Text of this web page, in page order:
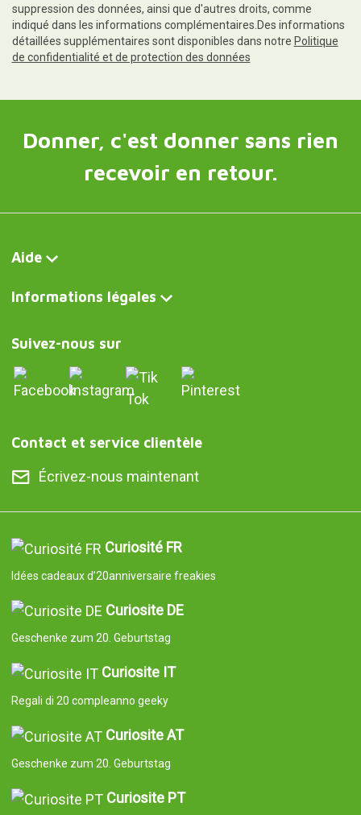
suppression des données, ainsi que d'autres droits, comme
indiqué dans les informations complémentaires.Des informations
détaillées supplémentaires sont disponibles dans notre Politique
de confidentialité et de protection des données
Donner, c'est donner sans rien
recevoir en retour.
Aide
Informations légales
Suivez-nous sur
Contact et service clientèle
Écrivez-nous maintenant
Curiosité FR
Idées cadeaux d’20anniversaire freakies
Curiosite DE
Geschenke zum 20. Geburtstag
Curiosite IT
Regali di 20 compleanno geeky
Curiosite AT
Geschenke zum 20. Geburtstag
Curiosite PT